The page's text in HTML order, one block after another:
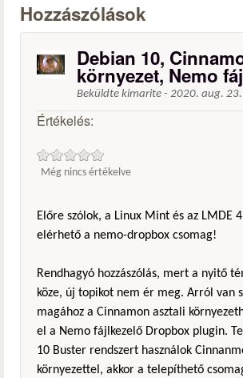
Hozzászólások
Debian 10,
környezet, Nemo
Beküldte kimarite - 2020. aug.
Értékelés:
Még nincs értékelve
Előre szólok, a Linux Mint és az LMDE
elérhető a nemo-dropbox csomag!
Rendhagyó hozzászólás, mert a nyitő
köze, új topikot nem ér meg. Arról van
magához a Cinnamon asztali
el a Nemo fájlkezelő Dropbox plugin.
10 Buster rendszert használok
környezettel, akkor a telepíthető